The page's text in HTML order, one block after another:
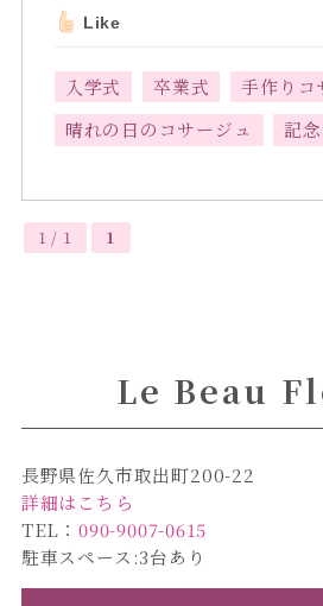
Like
入学式 卒業式
手作りコ
晴れの日のコサージュ
記
1 / 1 1
Le Beau
長野県佐久市取出町200-22
詳細はこちら
TEL：090-9007-0615
駐車スペース:3台あり